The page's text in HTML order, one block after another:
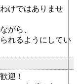
けではありませ
がら、
れるようにしてい
迎！